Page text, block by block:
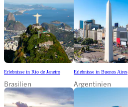
Erlebnisse in Rio de Janeiro
Brasilien
Erlebnisse in Buenos Aires
Argentinien